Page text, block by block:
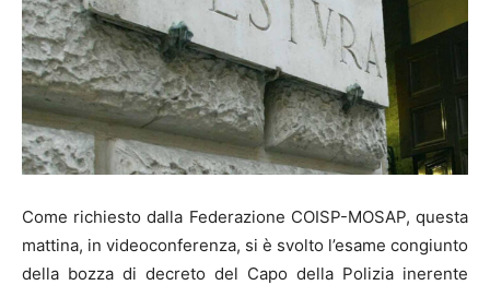
Come richiesto dalla Federazione COISP-MOSAP, questa
mattina, in videoconferenza, si è svolto l’esame congiunto
della bozza di decreto del Capo della Polizia inerente